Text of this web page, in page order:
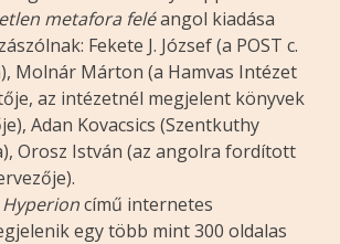
metafora feléangol kiadása
Fekete J. József (a POST c.
Molnár Márton (a Hamvas Intézet
az intézetnél megjelent könyvek
Adan Kovacsics (Szentkuthy
Orosz István (az angolra fordított
Hyperioncímű internetes
egy több mint 300 oldalas